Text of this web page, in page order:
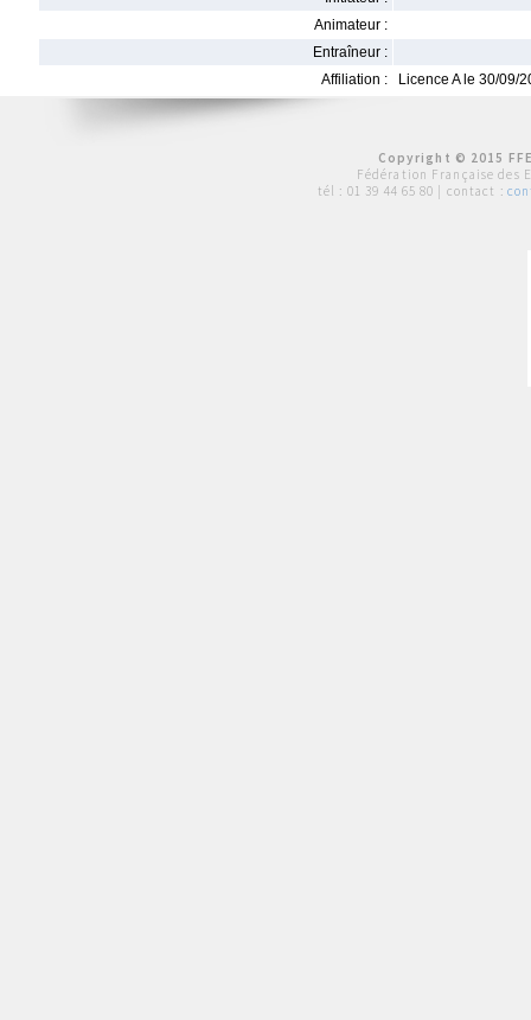
Animateur :
Entraîneur :
Affiliation :
Licence A le 30/09/
Copyright © 2015
Fédération Française des
tél : 01 39 44 65 80 | contact :